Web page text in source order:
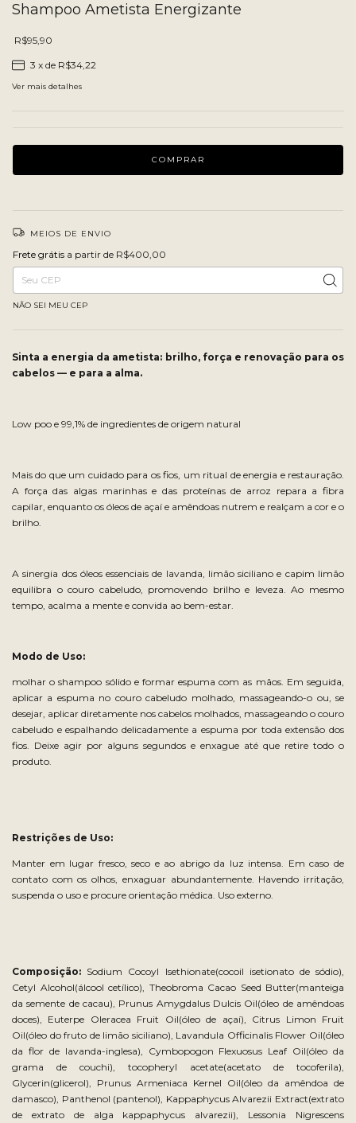
Shampoo Ametista Energizante
R$95,90
3 x de R$34,22
Ver mais detalhes
MEIOS DE ENVIO
R$400,00
Entregas para o CEP: ALTERAR CEP
Frete grátis a partir de R$400,00
NÃO SEI MEU CEP
Sinta a energia da ametista: brilho, força e renovação para os
cabelos — e para a alma.
Low poo e 99,1% de ingredientes de origem natural
Mais do que um cuidado para os fios, um ritual de energia e restauração.
A força das algas marinhas e das proteínas de arroz repara a fibra
capilar, enquanto os óleos de açaí e amêndoas nutrem e realçam a cor e o
brilho.
A sinergia dos óleos essenciais de lavanda, limão siciliano e capim limão
equilibra o couro cabeludo, promovendo brilho e leveza. Ao mesmo
tempo, acalma a mente e convida ao bem-estar.
Modo de Uso:
molhar o shampoo sólido e formar espuma com as mãos. Em seguida,
aplicar a espuma no couro cabeludo molhado, massageando-o ou, se
desejar, aplicar diretamente nos cabelos molhados, massageando o couro
cabeludo e espalhando delicadamente a espuma por toda extensão dos
fios. Deixe agir por alguns segundos e enxague até que retire todo o
produto.
Restrições de Uso:
Manter em lugar fresco, seco e ao abrigo da luz intensa. Em caso de
contato com os olhos, enxaguar abundantemente. Havendo irritação,
suspenda o uso e procure orientação médica. Uso externo.
Composição: Sodium Cocoyl Isethionate(cocoil isetionato de sódio),
Cetyl Alcohol(álcool cetílico), Theobroma Cacao Seed Butter(manteiga
da semente de cacau), Prunus Amygdalus Dulcis Oil(óleo de amêndoas
doces), Euterpe Oleracea Fruit Oil(óleo de açaí), Citrus Limon Fruit
Oil(óleo do fruto de limão siciliano), Lavandula Officinalis Flower Oil(óleo
da flor de lavanda-inglesa), Cymbopogon Flexuosus Leaf Oil(óleo da
grama de couchi), tocopheryl acetate(acetato de tocoferila),
Glycerin(glicerol), Prunus Armeniaca Kernel Oil(óleo da amêndoa de
damasco), Panthenol (pantenol), Kappaphycus Alvarezii Extract(extrato
de extrato de alga kappaphycus alvarezii), Lessonia Nigrescens